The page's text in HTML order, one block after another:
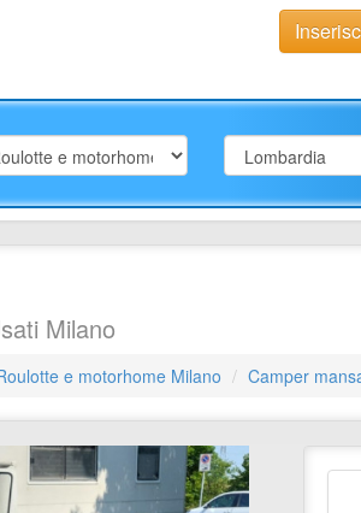
Milano
e motorhome Milano Camper